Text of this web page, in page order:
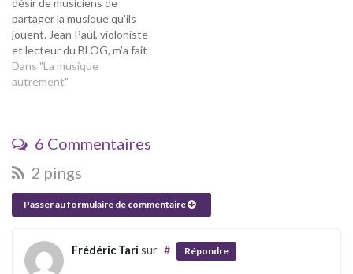
partager la musique qu’ils
jouent. Jean Paul, violoniste
et lecteur du BLOG, m’a fait
part de sa découverte de ce
site collaboratif, de son
propos…
Dans "La musique
autrement"
6 Commentaires
2 pings
Passer au formulaire de commentaire
Frédéric Tari sur # Répondre